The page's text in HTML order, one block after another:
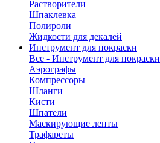
Растворители
Шпаклевка
Полироли
Жидкости для декалей
Инструмент для покраски
Все - Инструмент для покраски
Аэрографы
Компрессоры
Шланги
Кисти
Шпатели
Маскирующие ленты
Трафареты